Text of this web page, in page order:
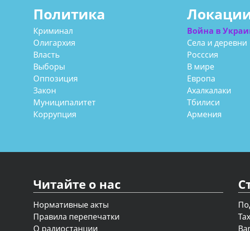
Политика
Криминал
Олигархия
Власть
Выборы
Оппозиция
Закон
Муниципалитет
Коррупция
Война в
Села и деревни
Росссия
В мире
Европа
Ахалкалаки
Тбилиси
Армения
Читайте о нас
Нормативные акты
Правила перепечатки
О радиостанции